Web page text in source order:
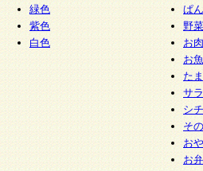
緑色
紫色
白色
ぱん
野
お
お
た
サ
シ
そ
お
お